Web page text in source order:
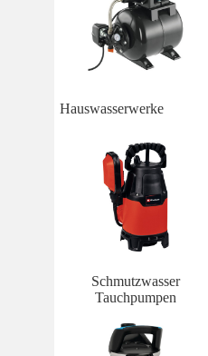
Hauswasserwerke
Schmutzwasser
Tauchpumpen